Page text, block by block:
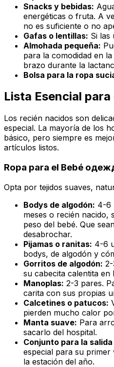
Snacks y bebidas:
energéticas o fruta. A
no es suficiente o no
Gafas o lentillas: Si las
Almohada pequeña:
para la comodidad en
brazo durante la
Bolsa para la ropa
Lista Esencial para
Los recién nacidos son
especial. La mayoría de los
básico, pero siempre es
artículos listos.
Ropa para el Bebé
Opta por tejidos suaves,
Bodys de algodón: 4-6
meses o recién nacido,
peso del bebé. Que
desabrochar.
Pijamas o ranitas: 4-6
bodys, de algodón y
Gorritos de algodón:
su cabecita calentita en
Manoplas: 2-3 pares.
carita con sus propias
Calcetines o patucos:
pierden mucho calor
Manta suave: Para
sacarlo del hospital.
Conjunto para la
especial para su primer
la estación del año.